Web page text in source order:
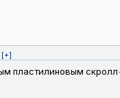
[+]
пластилиновым